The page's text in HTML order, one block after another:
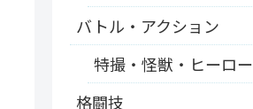
バトル・アクション
特撮・怪獣・ヒーロー
格闘技